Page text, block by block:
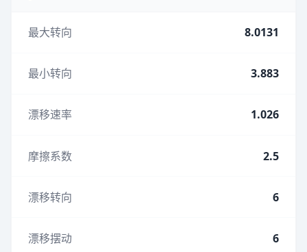
最大转向 8.0131
最小转向 3.883
漂移速率 1.026
摩擦系数 2.5
漂移转向 6
漂移摆动 6